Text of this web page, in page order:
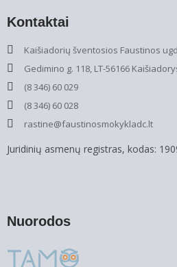
Kontaktai
Kaišiadorių šventosios Faustinos
Gedimino g. 118, LT-56166
(8 346) 60 029
(8 346) 60 028
rastine@faustinosmokykladc.lt
Juridinių asmenų registras, kodas:
Nuorodos